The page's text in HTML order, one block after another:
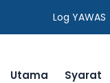
Log YAWAS
Utama Syarat